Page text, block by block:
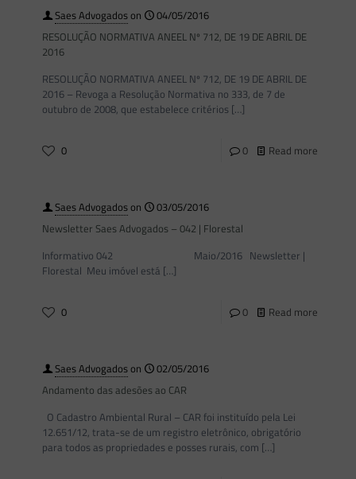
Saes Advogadoson
04/05/2016
RESOLUÇÃO NORMATIVA ANEEL Nº 712, DE 19 DE ABRIL DE
2016
RESOLUÇÃO NORMATIVA ANEEL Nº 712, DE 19 DE ABRIL DE
2016 – Revoga a Resolução Normativa no 333, de 7 de
outubro de 2008, que estabelece critérios […]
0 0 Read more
Saes Advogadoson
03/05/2016
Newsletter Saes Advogados – 042 | Florestal
Informativo 042 Maio/2016 Newsletter |
Florestal Meu imóvel está […]
0 0 Read more
Saes Advogadoson
02/05/2016
Andamento das adesões ao CAR
O Cadastro Ambiental Rural – CAR foi instituído pela Lei
12.651/12, trata-se de um registro eletrônico, obrigatório
para todos as propriedades e posses rurais, com […]